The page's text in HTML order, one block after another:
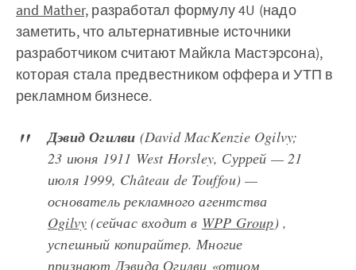
and Mather, разработал формулу 4U (надо
заметить, что альтернативные источники
разработчиком считают Майкла Мастэрсона),
которая стала предвестником оффера и УТП в
рекламном бизнесе.
ДэвидОгилви (David MacKenzie Ogilvy;
23 июня 1911 West Horsley, Суррей — 21
июля 1999, Château de Touffou) —
основатель рекламного агентства
Ogilvy (сейчас входит в WPP Group) ,
успешный копирайтер. Многие
признают Дэвида Огилви «отцом